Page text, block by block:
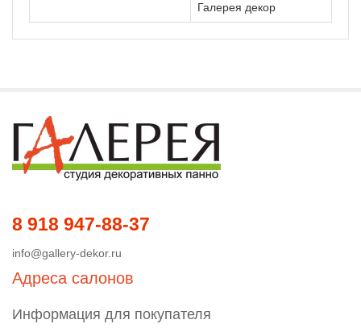
Галерея декор
8 918 947-88-37
info@gallery-dekor.ru
Адреса салонов
Информация для покупателя